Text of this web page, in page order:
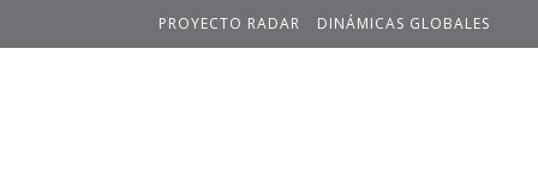
PROYECTO RADAR DINÁMICAS GLOBALES